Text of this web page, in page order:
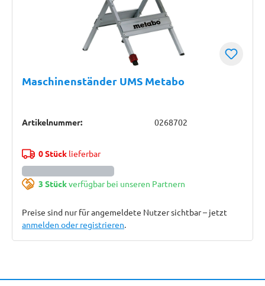
Maschinenständer UMS Metabo
Artikelnummer: 0268702
0 Stücklieferbar
3 Stückverfügbar bei unseren Partnern
Preise sind nur für angemeldete Nutzer sichtbar – jetzt
anmelden oder registrieren.